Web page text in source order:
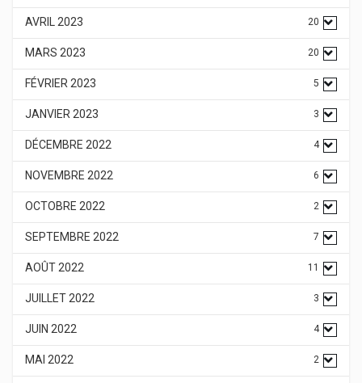
AVRIL 2023 20
MARS 2023 20
FÉVRIER 2023 5
JANVIER 2023 3
DÉCEMBRE 2022 4
NOVEMBRE 2022 6
OCTOBRE 2022 2
SEPTEMBRE 2022 7
AOÛT 2022 11
JUILLET 2022 3
JUIN 2022 4
MAI 2022 2